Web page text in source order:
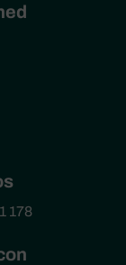
178